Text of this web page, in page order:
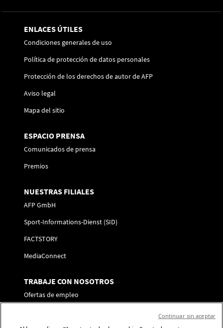
ENLACES ÚTILES
Condiciones generales de uso
Política de protección de datos personales
Protección de los derechos de autor de AFP
Aviso legal
Mapa del sitio
ESPACIO PRENSA
Comunicados de prensa
Premios
NUESTRAS FILIALES
AFP GmbH
Sport-Informations-Dienst (SID)
FACTSTORY
MediaConnect
TRABAJE CON NOSOTROS
Ofertas de empleo
Continuar sin aceptar